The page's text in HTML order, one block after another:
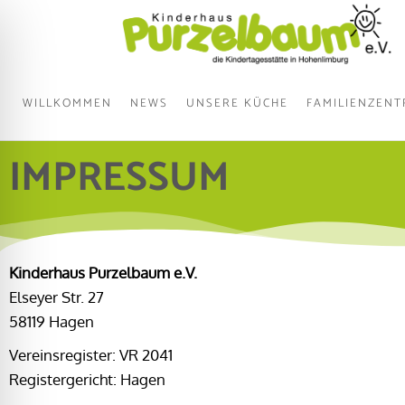
WILLKOMMEN NEWS UNSERE KÜCHE
IMPRESSUM
Kinderhaus Purzelbaum e.V.
Elseyer Str. 27
58119 Hagen
Vereinsregister: VR 2041
Registergericht: Hagen